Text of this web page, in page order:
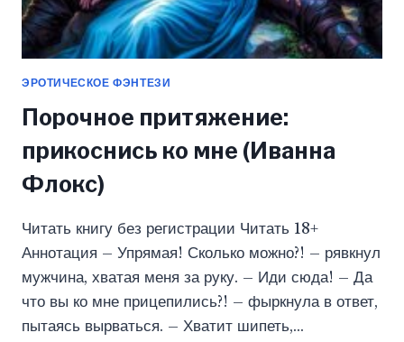
ЭРОТИЧЕСКОЕ ФЭНТЕЗИ
Порочное притяжение:
прикоснись ко мне (Иванна
Флокс)
Читать книгу без регистрации Читать 18+
Аннотация – Упрямая! Сколько можно?! – рявкнул
мужчина, хватая меня за руку. – Иди сюда! – Да
что вы ко мне прицепились?! – фыркнула в ответ,
пытаясь вырваться. – Хватит шипеть,…